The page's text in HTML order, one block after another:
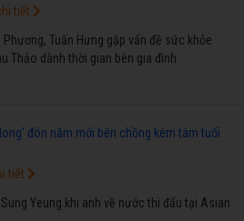
Tuấn Hưng gặp vấn đề sức khỏe
Thảo dành thời gian bên gia đình.
tiết
đón năm mới bên chồng kém tám tuổi
Yeung khi anh về nước thi đấu tại Asian
tiết